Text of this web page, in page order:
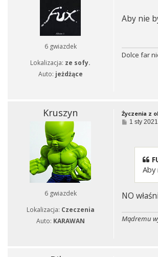
6 gwiazdek
Lokalizacja: ze sofy.
Auto: jeżdżące
t
Aby nie
Dolce far
Kruszyn
6 gwiazdek
Lokalizacja: Czeczenia
Auto: KARAWAN
Życzenia z
P1 sty
Aby
NO
Mądremu